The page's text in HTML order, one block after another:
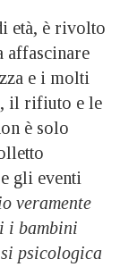
età, è rivolto
affascinare
e i molti
il rifiuto e le
è solo
gli eventi
veramente
i bambini
psicologica